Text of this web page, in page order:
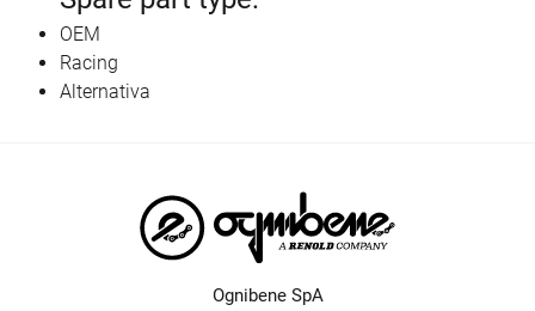
OEM
Racing
Alternativa
Ognibene SpA